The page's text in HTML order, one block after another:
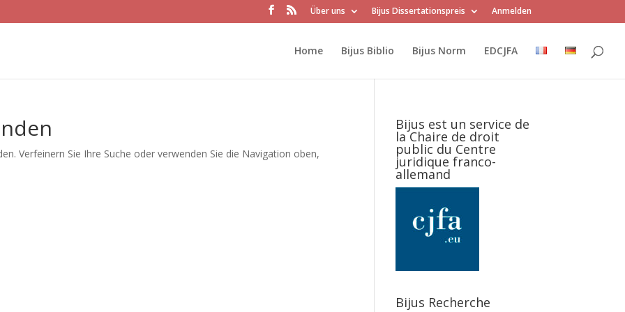
Über uns Bijus Dissertationspreis Anmelden
Home Bijus Biblio Bijus Norm EDCJFA
Verfeinern Sie Ihre Suche oder verwenden Sie die Navigation oben,
Bijus est un service de
la Chaire de droit
public du Centre
juridique franco-
allemand
Bijus Recherche